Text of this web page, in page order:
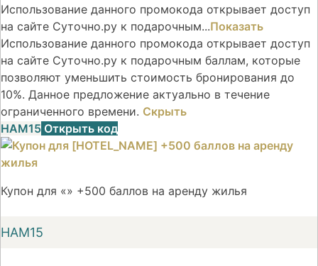
Использование данного промокода открывает доступ
на сайте Суточно.ру к подарочным...Показать
Использование данного промокода открывает доступ
на сайте Суточно.ру к подарочным баллам, которые
позволяют уменьшить стоимость бронирования до
10%. Данное предложение актуально в течение
ограниченного времени. Скрыть
НАМ15 Открыть код
Купон для «» +500 баллов на аренду жилья
НАМ15